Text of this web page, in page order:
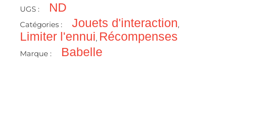
UGS : ND
Catégories : Jouets d'interaction,
Limiter l'ennui, Récompenses
Marque : Babelle